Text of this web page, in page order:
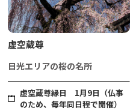
虚空蔵尊
日光エリアの桜の名所
虚空蔵尊縁日 1月9日（仏事
のため、毎年同日程で開催）